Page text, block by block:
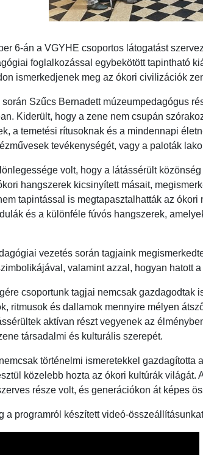
6-án a VGYHE csoportos látogatást
foglalkozással egybekötött tapintható
ismerkedjenek meg az ókori civilizációk
Szűcs Bernadett múzeumpedagógus
Kiderült, hogy a zene nem csupán
a temetési rítusoknak és a mindennapi
tevékenységét, vagy a paloták
volt, hogy a látássérült
hangszerek kicsinyített másait,
tapintással is megtapasztalhatták az
és a különféle fúvós hangszerek,
vezetés során tagjaink
valamint azzal, hogyan hatott
csoportunk tagjai nemcsak gazdagodtak
ritmusok és dallamok mennyire mélyen
aktívan részt vegyenek az
társadalmi és kulturális szerepét.
történelmi ismeretekkel
közelebb hozta az ókori kultúrák
része volt, és generációkon át képes
a programról készített videó-